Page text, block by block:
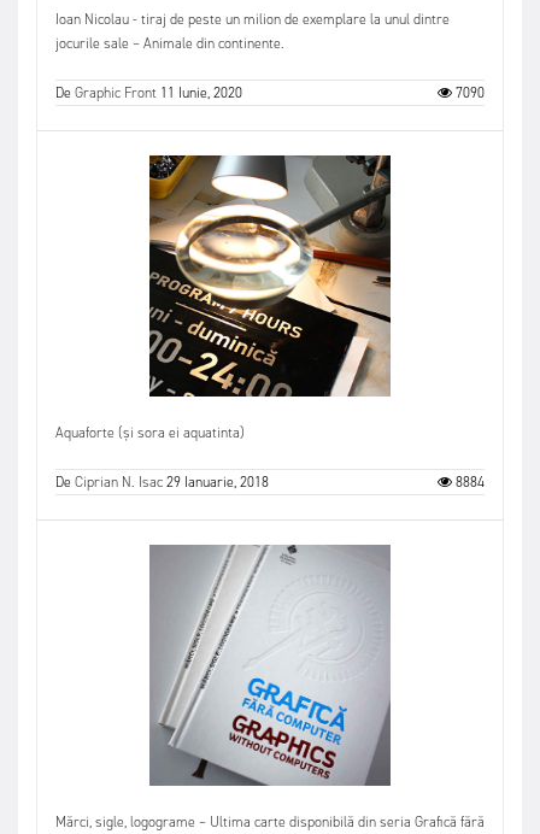
Ioan Nicolau - tiraj de peste un milion de exemplare la unul dintre
jocurile sale – Animale din continente.
DeGraphic Front 11 Iunie, 2020 7090
Aquaforte (și sora ei aquatinta)
DeCiprian N. Isac29 Ianuarie, 2018 8884
Mărci, sigle, logograme – Ultima carte disponibilă din seria Grafică fără